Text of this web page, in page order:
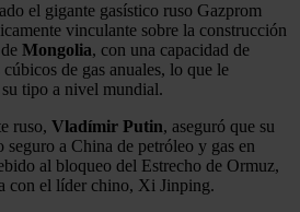
el gigante gasístico ruso Gazprom
vinculante sobre la construcción
Mongolia, con una capacidad de
de gas anuales, lo que le
tipo a nivel mundial.
ruso, Vladímir Putin, aseguró que su
seguro a China de petróleo y gas en
al bloqueo del Estrecho de Ormuz,
con el líder chino, Xi Jinping.